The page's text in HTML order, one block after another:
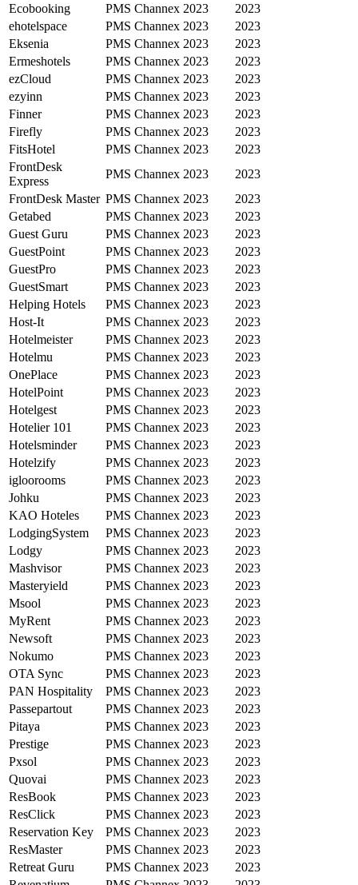
Ecobooking
PMS Channex 2023
2023
ehotelspace
PMS Channex 2023
2023
Eksenia
PMS Channex 2023
2023
Ermeshotels
PMS Channex 2023
2023
ezCloud
PMS Channex 2023
2023
ezyinn
PMS Channex 2023
2023
Finner
PMS Channex 2023
2023
Firefly
PMS Channex 2023
2023
FitsHotel
PMS Channex 2023
2023
FrontDesk
Express
PMS Channex 2023
2023
FrontDesk Master PMS Channex 2023
2023
Getabed
PMS Channex 2023
2023
Guest Guru
PMS Channex 2023
2023
GuestPoint
PMS Channex 2023
2023
GuestPro
PMS Channex 2023
2023
GuestSmart
PMS Channex 2023
2023
Helping Hotels
PMS Channex 2023
2023
Host-It
PMS Channex 2023
2023
Hotelmeister
PMS Channex 2023
2023
Hotelmu
PMS Channex 2023
2023
OnePlace
PMS Channex 2023
2023
HotelPoint
PMS Channex 2023
2023
Hotelgest
PMS Channex 2023
2023
Hotelier 101
PMS Channex 2023
2023
Hotelsminder
PMS Channex 2023
2023
Hotelzify
PMS Channex 2023
2023
igloorooms
PMS Channex 2023
2023
Johku
PMS Channex 2023
2023
KAO Hoteles
PMS Channex 2023
2023
LodgingSystem
PMS Channex 2023
2023
Lodgy
PMS Channex 2023
2023
Mashvisor
PMS Channex 2023
2023
Masteryield
PMS Channex 2023
2023
Msool
PMS Channex 2023
2023
MyRent
PMS Channex 2023
2023
Newsoft
PMS Channex 2023
2023
Nokumo
PMS Channex 2023
2023
OTA Sync
PMS Channex 2023
2023
PAN Hospitality
PMS Channex 2023
2023
Passepartout
PMS Channex 2023
2023
Pitaya
PMS Channex 2023
2023
Prestige
PMS Channex 2023
2023
Pxsol
PMS Channex 2023
2023
Quovai
PMS Channex 2023
2023
ResBook
PMS Channex 2023
2023
ResClick
PMS Channex 2023
2023
Reservation Key
PMS Channex 2023
2023
ResMaster
PMS Channex 2023
2023
Retreat Guru
PMS Channex 2023
2023